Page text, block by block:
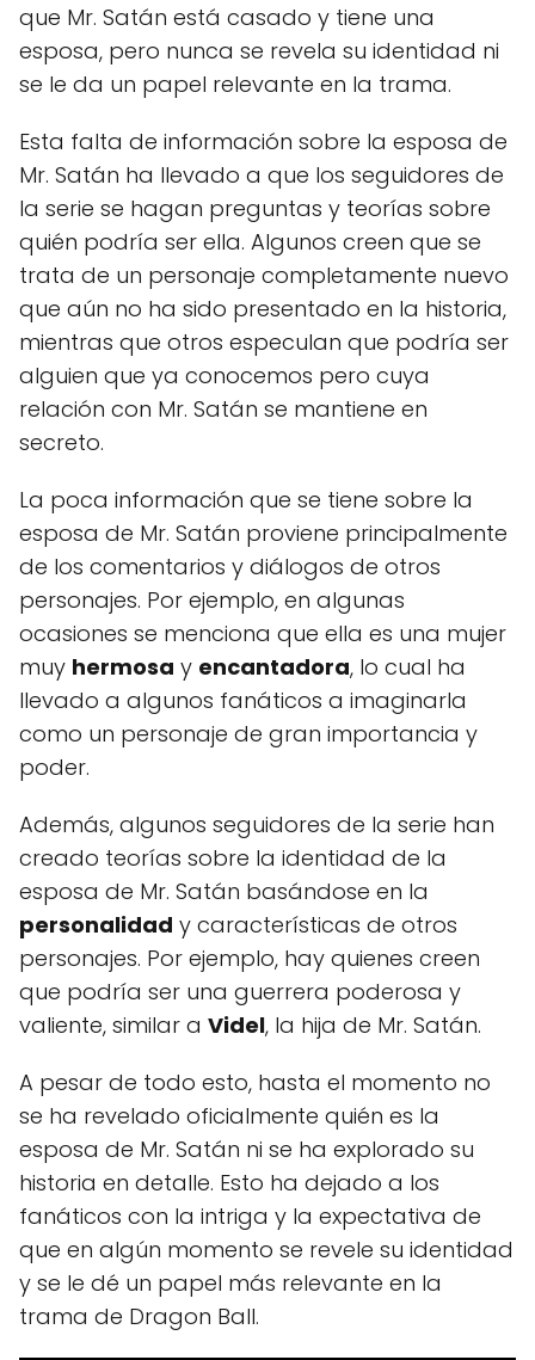
que Mr. Satán está casado y tiene una
esposa, pero nunca se revela su identidad ni
se le da un papel relevante en la trama.
Esta falta de información sobre la esposa de
Mr. Satán ha llevado a que los seguidores de
la serie se hagan preguntas y teorías sobre
quién podría ser ella. Algunos creen que se
trata de un personaje completamente nuevo
que aún no ha sido presentado en la historia,
mientras que otros especulan que podría ser
alguien que ya conocemos pero cuya
relación con Mr. Satán se mantiene en
secreto.
La poca información que se tiene sobre la
esposa de Mr. Satán proviene principalmente
de los comentarios y diálogos de otros
personajes. Por ejemplo, en algunas
ocasiones se menciona que ella es una mujer
muy hermosa y encantadora, lo cual ha
llevado a algunos fanáticos a imaginarla
como un personaje de gran importancia y
poder.
Además, algunos seguidores de la serie han
creado teorías sobre la identidad de la
esposa de Mr. Satán basándose en la
personalidad y características de otros
personajes. Por ejemplo, hay quienes creen
que podría ser una guerrera poderosa y
valiente, similar a Videl, la hija de Mr. Satán.
A pesar de todo esto, hasta el momento no
se ha revelado oficialmente quién es la
esposa de Mr. Satán ni se ha explorado su
historia en detalle. Esto ha dejado a los
fanáticos con la intriga y la expectativa de
que en algún momento se revele su identidad
y se le dé un papel más relevante en la
trama de Dragon Ball.